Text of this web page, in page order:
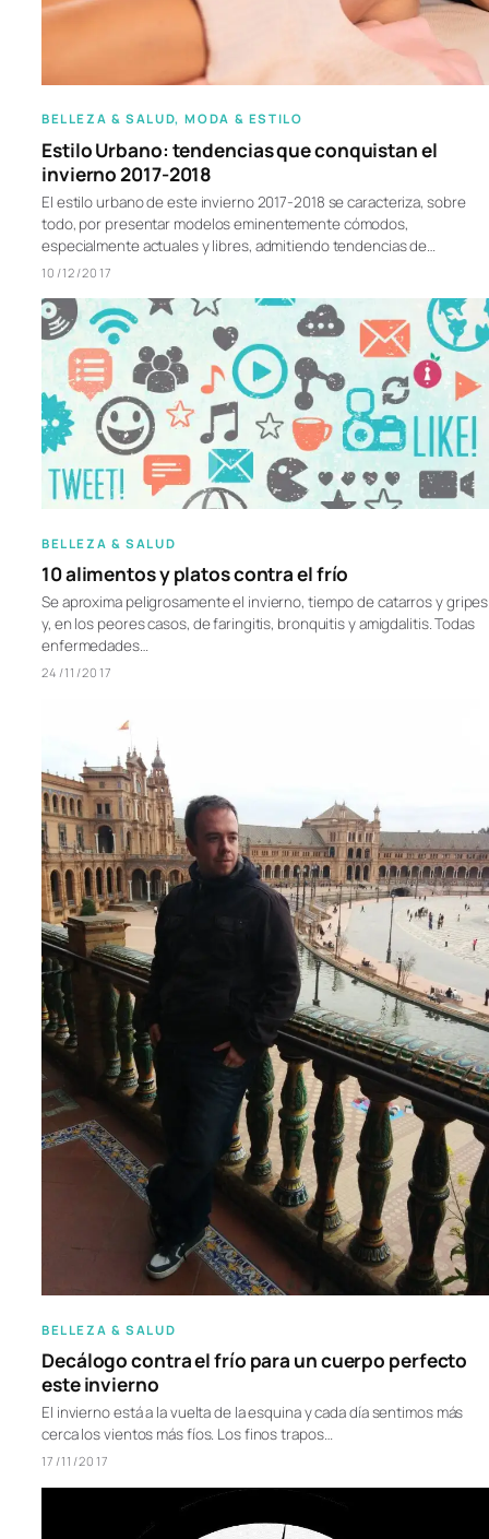
BELLEZA & SALUD, MODA & ESTILO
Estilo Urbano: tendencias que conquistan el
invierno 2017-2018
El estilo urbano de este invierno 2017-2018 se caracteriza, sobre
todo, por presentar modelos eminentemente cómodos,
especialmente actuales y libres, admitiendo tendencias de…
10/12/2017
BELLEZA & SALUD
10 alimentos y platos contra el frío
Se aproxima peligrosamente el invierno, tiempo de catarros y gripes
y, en los peores casos, de faringitis, bronquitis y amigdalitis. Todas
enfermedades…
24/11/2017
BELLEZA & SALUD
Decálogo contra el frío para un cuerpo perfecto
este invierno
El invierno está a la vuelta de la esquina y cada día sentimos más
cerca los vientos más fíos. Los finos trapos…
17/11/2017